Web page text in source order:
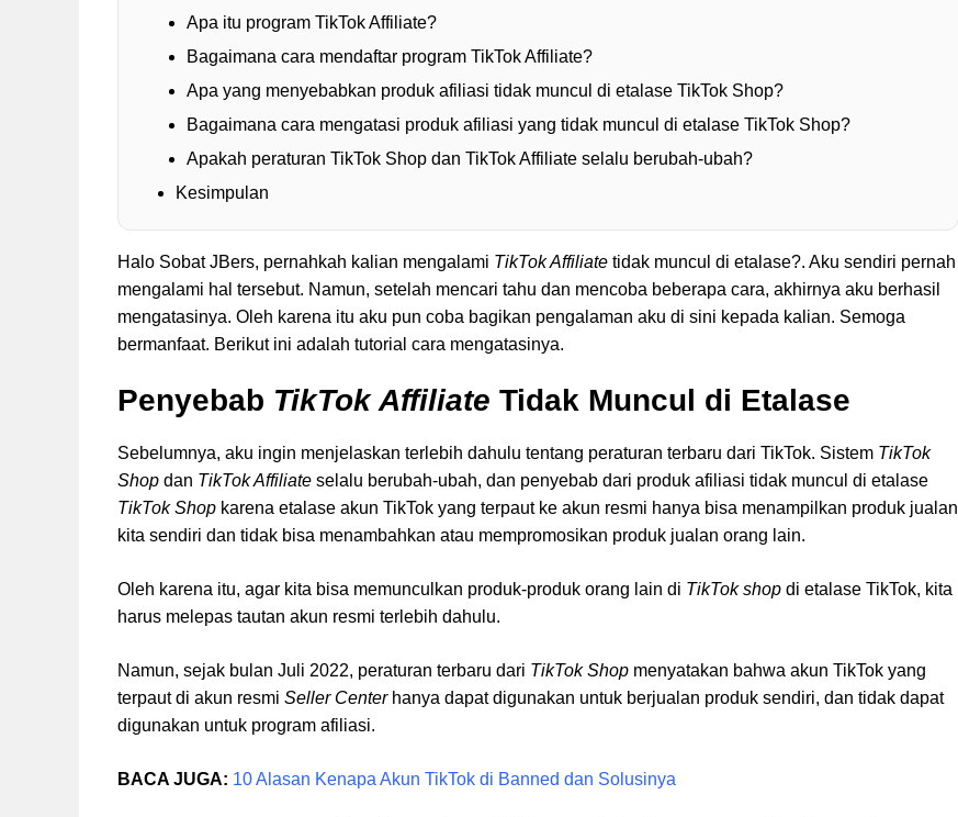
Apa itu program TikTok Affiliate?
Bagaimana cara mendaftar program TikTok Affiliate?
Apa yang menyebabkan produk afiliasi tidak muncul di etalase TikTok Shop?
Bagaimana cara mengatasi produk afiliasi yang tidak muncul di etalase TikTok Shop?
Apakah peraturan TikTok Shop dan TikTok Affiliate selalu berubah-ubah?
Kesimpulan
Halo Sobat JBers, pernahkah kalian mengalami TikTok Affiliate tidak muncul di etalase?. Aku sendiri pernah
mengalami hal tersebut. Namun, setelah mencari tahu dan mencoba beberapa cara, akhirnya aku berhasil
mengatasinya. Oleh karena itu aku pun coba bagikan pengalaman aku di sini kepada kalian. Semoga
bermanfaat. Berikut ini adalah tutorial cara mengatasinya.
Penyebab TikTok Affiliate Tidak Muncul di Etalase
Sebelumnya, aku ingin menjelaskan terlebih dahulu tentang peraturan terbaru dari TikTok. Sistem TikTok
Shop dan TikTok Affiliate selalu berubah-ubah, dan penyebab dari produk afiliasi tidak muncul di etalase
TikTok Shop karena etalase akun TikTok yang terpaut ke akun resmi hanya bisa menampilkan produk jualan
kita sendiri dan tidak bisa menambahkan atau mempromosikan produk jualan orang lain.
Oleh karena itu, agar kita bisa memunculkan produk-produk orang lain di TikTok shop di etalase TikTok, kita
harus melepas tautan akun resmi terlebih dahulu.
Namun, sejak bulan Juli 2022, peraturan terbaru dari TikTok Shop menyatakan bahwa akun TikTok yang
terpaut di akun resmi Seller Centerhanya dapat digunakan untuk berjualan produk sendiri, dan tidak dapat
digunakan untuk program afiliasi.
BACA JUGA: 10 Alasan Kenapa Akun TikTok di Banned dan Solusinya